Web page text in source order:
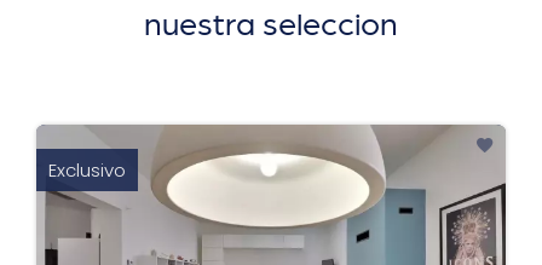
nuestra seleccion
Exclusivo